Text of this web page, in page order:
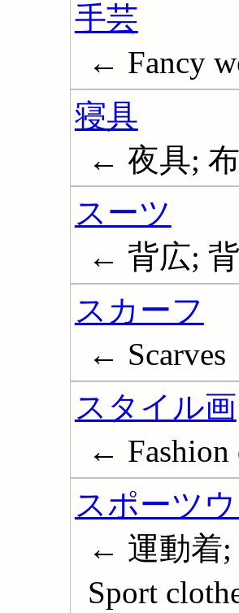
手芸
← Fancy
寝具
← 夜具;
スーツ
← 背広;
スカーフ
← Scarves
スタイル画
← Fashion
スポーツ
← 運動着;
Sport